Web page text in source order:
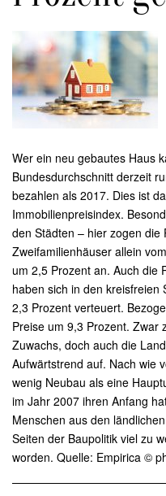
Wer ein neu gebautes Haus
Bundesdurchschnitt derzeit
bezahlen als 2017. Dies ist
Immobilienpreisindex.
den Städten – hier zogen die
Zweifamilienhäuser allein
um 2,5 Prozent an. Auch die
haben sich in den kreisfreien
2,3 Prozent verteuert.
Preise um 9,3 Prozent. Zwar
Zuwachs, doch auch die
Aufwärtstrend auf. Nach wie
wenig Neubau als eine
im Jahr 2007 ihren Anfang
Menschen aus den
Seiten der Baupolitik viel zu
worden. Quelle: Empirica ©